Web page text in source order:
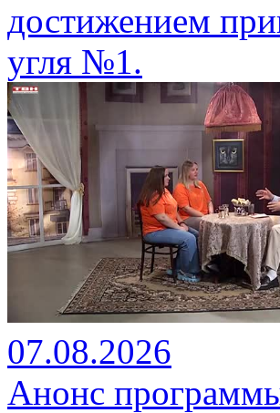
достижением
угля №1.
07.08.2026
Анонс